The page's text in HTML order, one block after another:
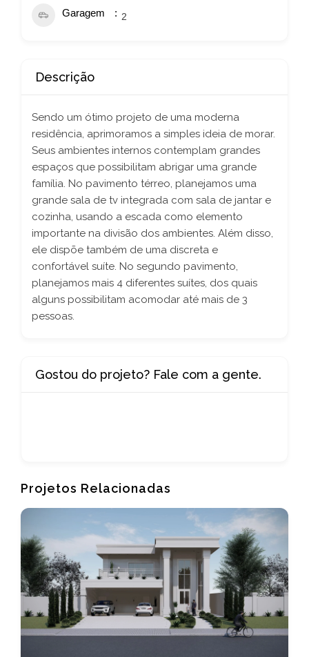
Garagem 2
Descrição
Sendo um ótimo projeto de uma moderna
residência, aprimoramos a simples ideia de morar.
Seus ambientes internos contemplam grandes
espaços que possibilitam abrigar uma grande
família. No pavimento térreo, planejamos uma
grande sala de tv integrada com sala de jantar e
cozinha, usando a escada como elemento
importante na divisão dos ambientes. Além disso,
ele dispõe também de uma discreta e
confortável suíte. No segundo pavimento,
planejamos mais 4 diferentes suítes, dos quais
alguns possibilitam acomodar até mais de 3
pessoas.
Gostou do projeto? Fale com a gente.
Projetos Relacionadas